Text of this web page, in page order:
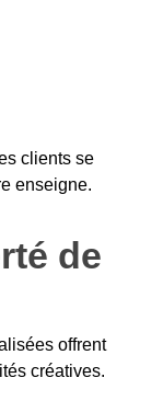
clients se
enseigne.
de
offrent
créatives.